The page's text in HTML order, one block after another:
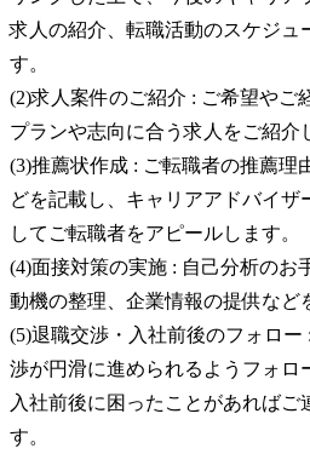
求人の紹介、転職活動のスケジュ
す。
(2)求人案件のご紹介 : ご希望やご
プランや志向に合う求人をご紹介
(3)推薦状作成 : ご転職者の推薦理
どを記載し、キャリアアドバイザ
してご転職者をアピールします。
(4)面接対策の実施 : 自己分析のお
動機の整理、企業情報の提供など
(5)退職交渉・入社前後のフォロー
渉が円滑に進められるようフォロ
入社前後に困ったことがあればご
す。